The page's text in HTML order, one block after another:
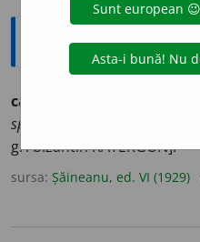
Explicative DEX
catarg
spânzurate de catarg
gr. bizantin KÁTERGON].
sursa: Șăineanu, ed. VI (1929)